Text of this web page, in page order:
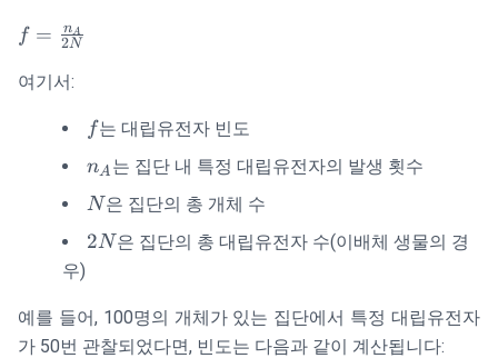
f =
{2N}
f = 2N
nA
여기서:
ff는 대립유전자 빈도
n_A
nA 는 집단 내 특정 대립유전자의 발생 횟수
N
N은 집단의 총 개체 수
2N
2N은 집단의 총 대립유전자 수(이배체 생물의 경
우)
예를 들어, 100명의 개체가 있는 집단에서 특정 대립유전자
가 50번 관찰되었다면, 빈도는 다음과 같이 계산됩니다: